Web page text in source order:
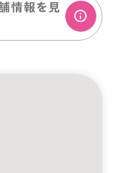
情報を⾒